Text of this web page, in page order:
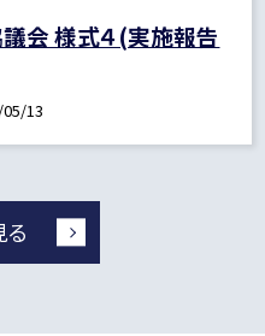
会 様式４(実施報告
13
る